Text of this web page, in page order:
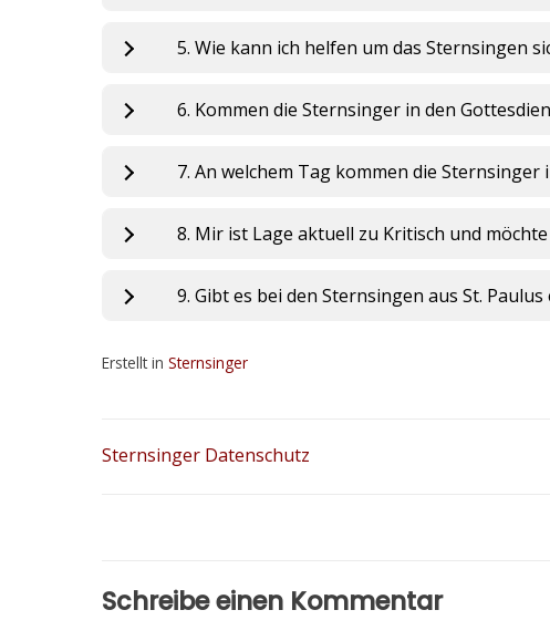
5. Wie kann ich helfen um das Sternsingen
6. Kommen die Sternsinger in den
7. An welchem Tag kommen die Sternsinger
8. Mir ist Lage aktuell zu Kritisch und
9. Gibt es bei den Sternsingen aus St.
Erstellt in Sternsinger
Sternsinger Datenschutz
Schreibe einen Kommentar